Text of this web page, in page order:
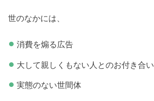
世のなかには、
消費を煽る広告
大して親しくもない人とのお付き合い
実態のない世間体